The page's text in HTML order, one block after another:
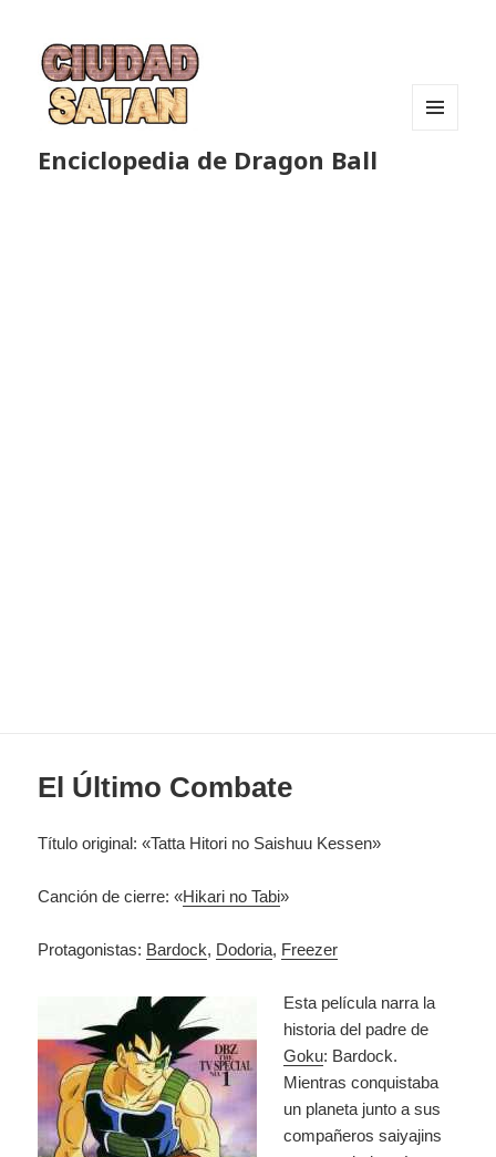
Enciclopedia de Dragon Ball
El Último Combate
Título original: «Tatta Hitori no Saishuu Kessen»
Canción de cierre: «Hikari no Tabi»
Protagonistas: Bardock, Dodoria, Freezer
Esta película narra la
historia del padre de
Goku: Bardock.
Mientras conquistaba
un planeta junto a sus
compañeros saiyajins